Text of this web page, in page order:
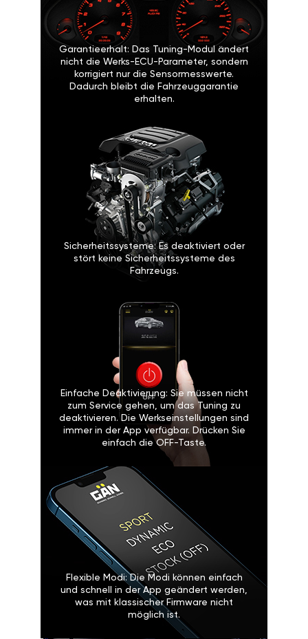
Garantieerhalt: Das Tuning-Modul ändert
nicht die Werks-ECU-Parameter, sondern
korrigiert nur die Sensormesswerte.
Dadurch bleibt die Fahrzeuggarantie
erhalten.
Sicherheitssysteme: Es deaktiviert oder
stört keine Sicherheitssysteme des
Fahrzeugs.
Einfache Deaktivierung: Sie müssen nicht
zum Service gehen, um das Tuning zu
deaktivieren. Die Werkseinstellungen sind
immer in der App verfügbar. Drücken Sie
einfach die OFF-Taste.
Flexible Modi: Die Modi können einfach
und schnell in der App geändert werden,
was mit klassischer Firmware nicht
möglich ist.